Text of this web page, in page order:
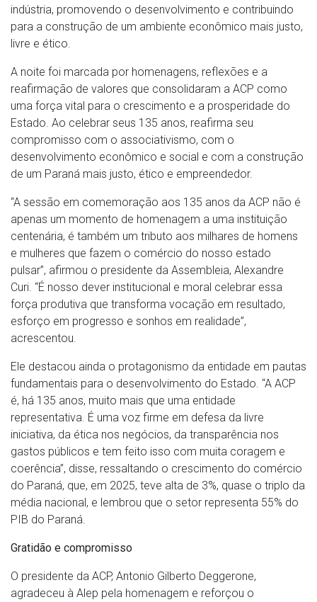
indústria, promovendo o desenvolvimento e contribuindo
para a construção de um ambiente econômico mais justo,
livre e ético.
A noite foi marcada por homenagens, reflexões e a
reafirmação de valores que consolidaram a ACP como
uma força vital para o crescimento e a prosperidade do
Estado. Ao celebrar seus 135 anos, reafirma seu
compromisso com o associativismo, com o
desenvolvimento econômico e social e com a construção
de um Paraná mais justo, ético e empreendedor.
“A sessão em comemoração aos 135 anos da ACP não é
apenas um momento de homenagem a uma instituição
centenária, é também um tributo aos milhares de homens
e mulheres que fazem o comércio do nosso estado
pulsar”, afirmou o presidente da Assembleia, Alexandre
Curi. “É nosso dever institucional e moral celebrar essa
força produtiva que transforma vocação em resultado,
esforço em progresso e sonhos em realidade”,
acrescentou.
Ele destacou ainda o protagonismo da entidade em pautas
fundamentais para o desenvolvimento do Estado. “A ACP
é, há 135 anos, muito mais que uma entidade
representativa. É uma voz firme em defesa da livre
iniciativa, da ética nos negócios, da transparência nos
gastos públicos e tem feito isso com muita coragem e
coerência”, disse, ressaltando o crescimento do comércio
do Paraná, que, em 2025, teve alta de 3%, quase o triplo da
média nacional, e lembrou que o setor representa 55% do
PIB do Paraná.
Gratidão e compromisso
O presidente da ACP, Antonio Gilberto Deggerone,
agradeceu à Alep pela homenagem e reforçou o